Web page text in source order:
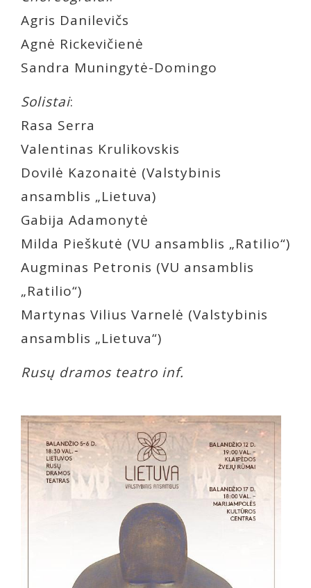
Agris Danilevičs
Agnė Rickevičienė
Sandra Muningytė-Domingo
Solistai:
Rasa Serra
Valentinas Krulikovskis
Dovilė Kazonaitė (Valstybinis
ansamblis „Lietuva)
Gabija Adamonytė
Milda Pieškutė (VU ansamblis „Ratilio“)
Augminas Petronis (VU ansamblis
„Ratilio“)
Martynas Vilius Varnelė (Valstybinis
ansamblis „Lietuva“)
Rusų dramos teatro inf.